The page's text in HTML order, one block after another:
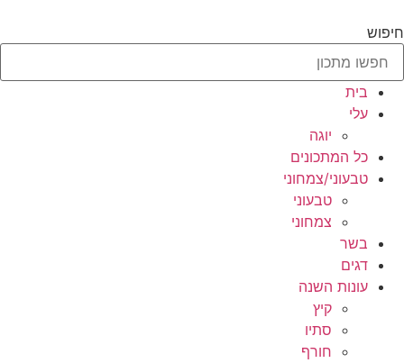
לתוכן
חיפוש
בית
עלי
יוגה
כל המתכונים
טבעוני/צמחוני
טבעוני
צמחוני
בשר
דגים
עונות השנה
קיץ
סתיו
חורף